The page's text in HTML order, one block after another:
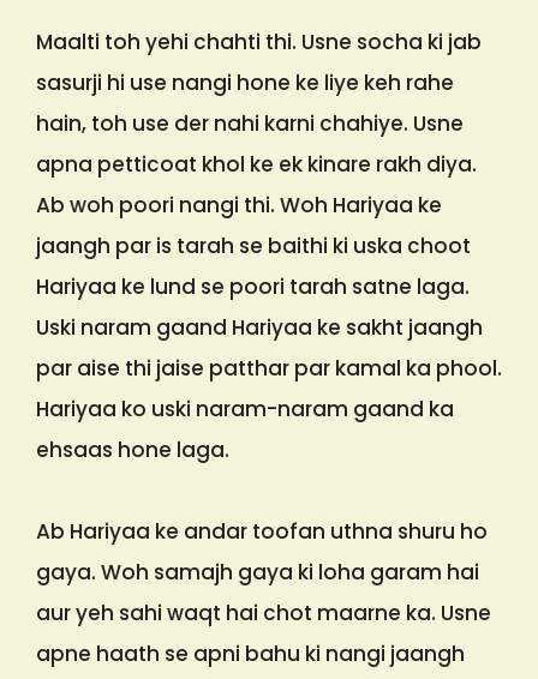
Maalti toh yehi chahti thi. Usne socha ki jab
sasurji hi use nangi hone ke liye keh rahe
hain, toh use der nahi karni chahiye. Usne
apna petticoat khol ke ek kinare rakh diya.
Ab woh poori nangi thi. Woh Hariyaa ke
jaangh par is tarah se baithi ki uska choot
Hariyaa ke lund se poori tarah satne laga.
Uski naram gaand Hariyaa ke sakht jaangh
par aise thi jaise patthar par kamal ka phool.
Hariyaa ko uski naram-naram gaand ka
ehsaas hone laga.
Ab Hariyaa ke andar toofan uthna shuru ho
gaya. Woh samajh gaya ki loha garam hai
aur yeh sahi waqt hai chot maarne ka. Usne
apne haath se apni bahu ki nangi jaangh